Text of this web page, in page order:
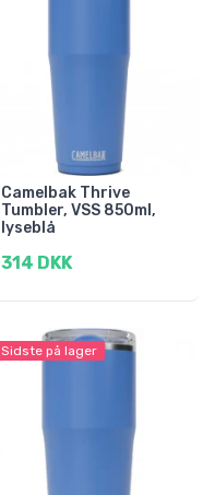
Camelbak Thrive
Tumbler, VSS 850ml,
lyseblå
314 DKK
Sidste på lager